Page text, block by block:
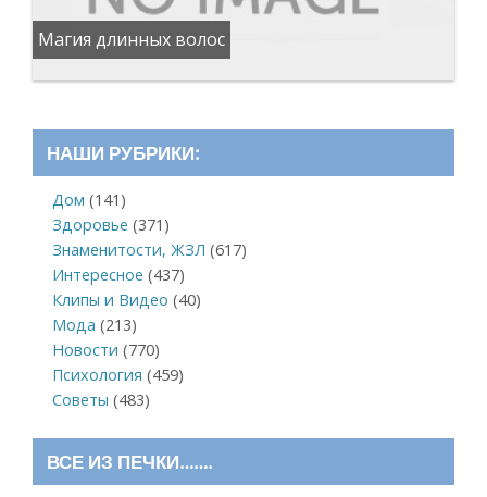
Магия длинных волос
НАШИ РУБРИКИ:
Дом (141)
Здоровье (371)
Знаменитости, ЖЗЛ (617)
Интересное (437)
Клипы и Видео (40)
Мода (213)
Новости (770)
Психология (459)
Советы (483)
ВСЕ ИЗ ПЕЧКИ…….